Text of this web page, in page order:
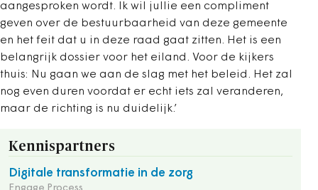
aangesproken wordt. Ik wil jullie een compliment
geven over de bestuurbaarheid van deze gemeente
en het feit dat u in deze raad gaat zitten. Het is een
belangrijk dossier voor het eiland. Voor de kijkers
thuis: Nu gaan we aan de slag met het beleid. Het zal
nog even duren voordat er echt iets zal veranderen,
maar de richting is nu duidelijk.’
Kennispartners
Digitale transformatie in de zorg